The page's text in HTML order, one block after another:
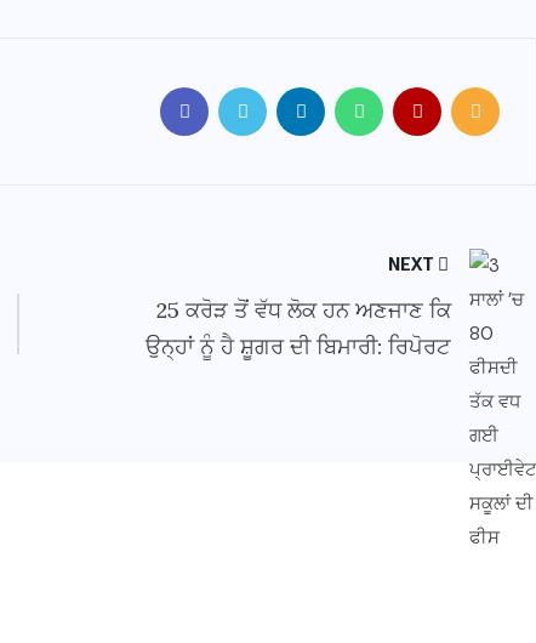
NEXT
25 ਕਰੋੜ ਤੋਂ ਵੱਧ ਲੋਕ ਹਨ ਅਣਜਾਣ ਕਿ
ਉਨ੍ਹਾਂ ਨੂੰ ਹੈ ਸ਼ੂਗਰ ਦੀ ਬਿਮਾਰੀ: ਰਿਪੋਰਟ